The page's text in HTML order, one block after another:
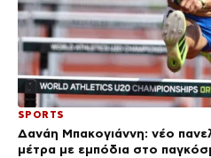
SPORTS
Δανάη Μπακογιάννη: νέο
μέτρα με εμπόδια στο